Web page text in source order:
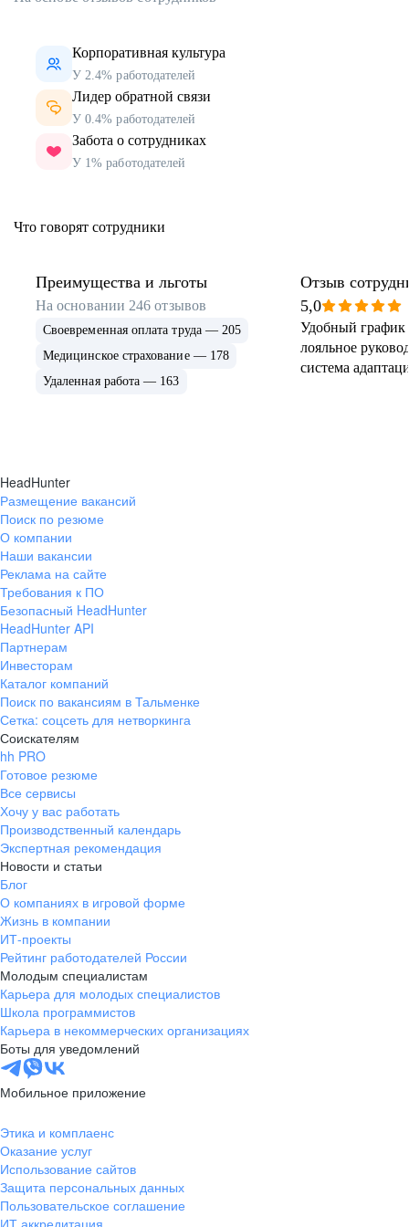
Корпоративная культура
У 2.4% работодателей
Лидер обратной связи
У 0.4% работодателей
Забота о сотрудниках
У 1% работодателей
Что говорят сотрудники
Преимущества и льготы
На основании 246 отзывов
Своевременная оплата труда — 205
Медицинское страхование — 178
Удаленная работа — 163
Отзыв
5,0
Удобный график
лояльное
система
HeadHunter
Размещение вакансий
Поиск по резюме
О компании
Наши вакансии
Реклама на сайте
Требования к ПО
Безопасный HeadHunter
HeadHunter API
Партнерам
Инвесторам
Каталог компаний
Поиск по вакансиям в Тальменке
Сетка: соцсеть для нетворкинга
Соискателям
hh PRO
Готовое резюме
Все сервисы
Хочу у вас работать
Производственный календарь
Экспертная рекомендация
Новости и статьи
Блог
О компаниях в игровой форме
Жизнь в компании
ИТ-проекты
Рейтинг работодателей России
Молодым специалистам
Карьера для молодых специалистов
Школа программистов
Карьера в некоммерческих организациях
Боты для уведомлений
Мобильное приложение
Этика и комплаенс
Оказание услуг
Использование сайтов
Защита персональных данных
Пользовательское соглашение